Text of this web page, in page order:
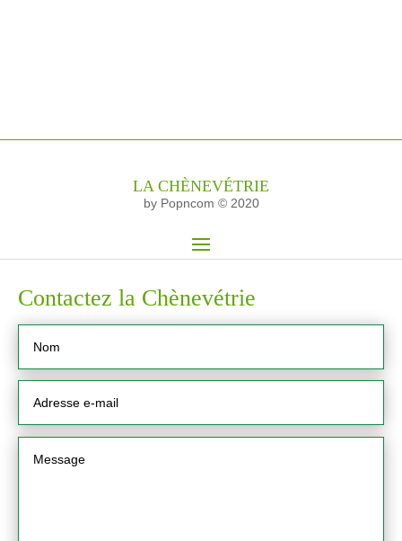
LA CHÈNEVÉTRIE
by Popncom © 2020
Contactez la Chènevétrie